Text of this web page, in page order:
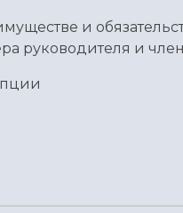
и
руководителя и